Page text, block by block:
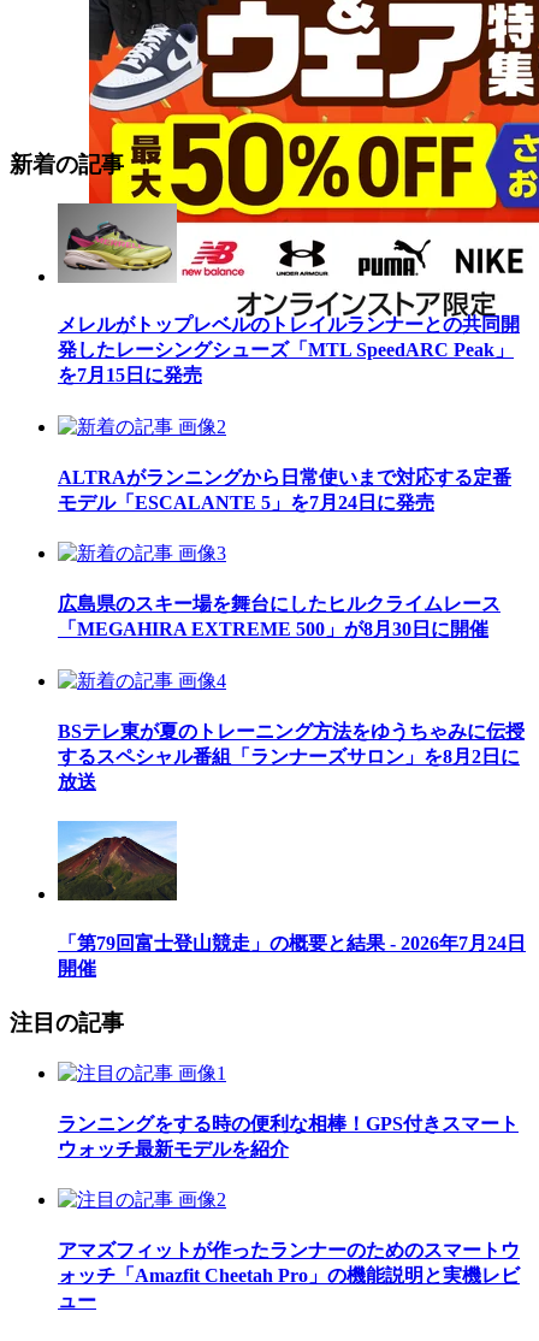
新着の記事
メレルがトップレベルのトレイルランナーとの共同開
発したレーシングシューズ「MTL SpeedARC Peak」
を7月15日に発売
ALTRAがランニングから日常使いまで対応する定番
モデル「ESCALANTE 5」を7月24日に発売
広島県のスキー場を舞台にしたヒルクライムレース
「MEGAHIRA EXTREME 500」が8月30日に開催
BSテレ東が夏のトレーニング方法をゆうちゃみに伝授
するスペシャル番組「ランナーズサロン」を8月2日に
放送
「第79回富士登山競走」の概要と結果 - 2026年7月24日
開催
注目の記事
ランニングをする時の便利な相棒！GPS付きスマート
ウォッチ最新モデルを紹介
アマズフィットが作ったランナーのためのスマートウ
ォッチ「Amazfit Cheetah Pro」の機能説明と実機レビ
ュー